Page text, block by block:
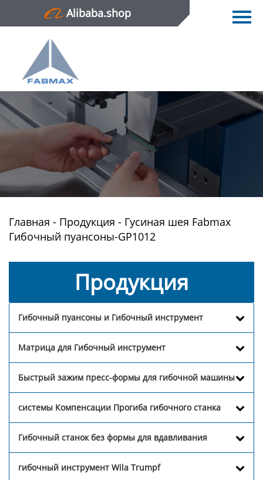
Alibaba.shop
Главная
Продукция
Новости
О нас
Контактная информация
Главная - Продукция - Гусиная шея Fabmax
Гибочный пуансоны-GP1012
Продукция
Гибочный пуансоны и Гибочный инструмент
Матрица для Гибочный инструмент
Быстрый зажим пресс-формы для гибочной машины
системы Компенсации Прогиба гибочного станка
Гибочный станок без формы для вдавливания
гибочный инструмент Wila Trumpf